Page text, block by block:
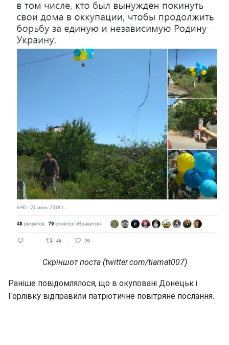
Скріншот поста (twitter.com/tiamat007)
Раніше повідомлялося, що в окуповані Донецьк і
Горлівку відправили патріотичне повітряне послання.